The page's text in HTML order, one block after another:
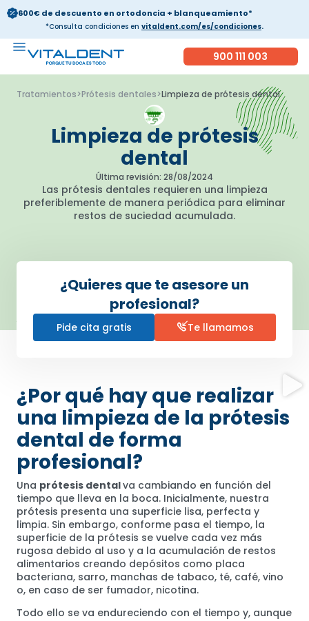
600€ de descuento en ortodoncia + blanqueamiento*
*Consulta condiciones en vitaldent.com/es/condiciones.
900 111 003
Tratamientos>Prótesis dentales>Limpieza de prótesis dental
Limpieza de prótesis
dental
Última revisión: 28/08/2024
Las prótesis dentales requieren una limpieza
preferiblemente de manera periódica para eliminar
restos de suciedad acumulada.
¿Quieres que te asesore un
profesional?
Pide cita gratis Te llamamos
¿Por qué hay que realizar
una limpieza de la prótesis
dental de forma
profesional?
Una prótesis dentalva cambiando en función del
tiempo que lleva en la boca. Inicialmente, nuestra
prótesis presenta una superficie lisa, perfecta y
limpia. Sin embargo, conforme pasa el tiempo, la
superficie de la prótesis se vuelve cada vez más
rugosa debido al uso y a la acumulación de restos
alimentarios creando depósitos como placa
bacteriana, sarro, manchas de tabaco, té, café, vino
o, en caso de ser fumador, nicotina.
Todo ello se va endureciendo con el tiempo y, aunque